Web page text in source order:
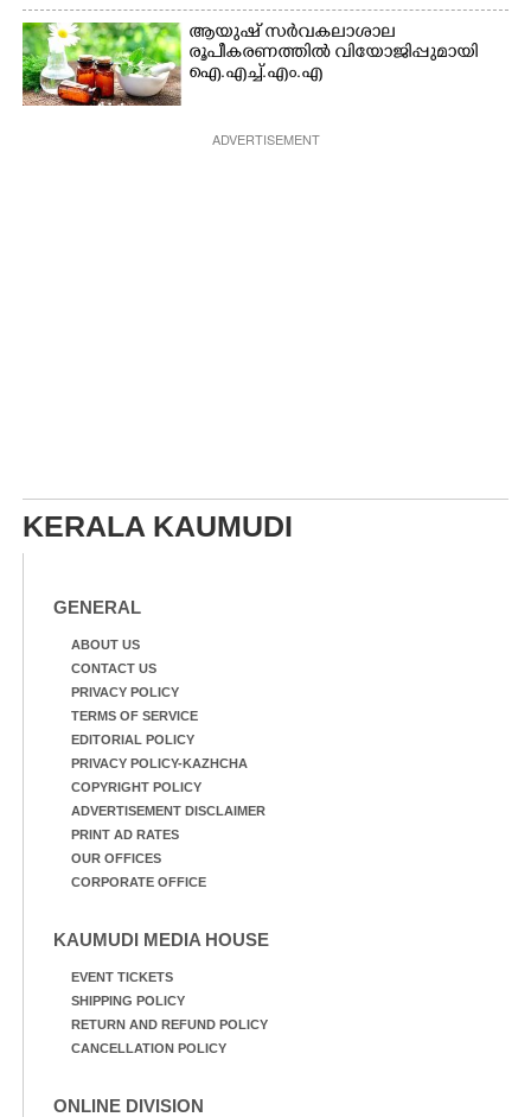
ആയുഷ് സർവകലാശാല
രൂപീകരണത്തിൽ വിയോജിപ്പുമായി
ഐ.എച്ച്.എം.എ
ADVERTISEMENT
KERALA KAUMUDI
GENERAL
ABOUT US
CONTACT US
PRIVACY POLICY
TERMS OF SERVICE
EDITORIAL POLICY
PRIVACY POLICY-KAZHCHA
COPYRIGHT POLICY
ADVERTISEMENT DISCLAIMER
PRINT AD RATES
OUR OFFICES
CORPORATE OFFICE
KAUMUDI MEDIA HOUSE
EVENT TICKETS
SHIPPING POLICY
RETURN AND REFUND POLICY
CANCELLATION POLICY
ONLINE DIVISION